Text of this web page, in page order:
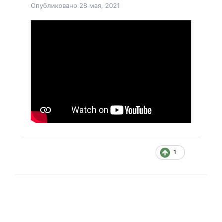
Опубликовано 28 мая, 2021
1